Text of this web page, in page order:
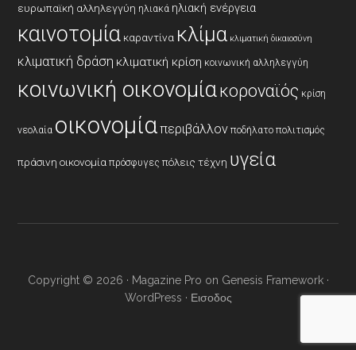
ευρωπαϊκή αλληλεγγύη ηλιακά ηλιακή ενέργεια
καινοτομία καραντίνα κλίμα κλιματική δικαιοσύνη
κλιματική δράση κλιματική κρίση κοινωνική αλληλεγγύη
κοινωνική οικονομίακοροναϊός κρίση
νεολαία οικονομίαπεριβάλλον ποδήλατο πολιτισμός
πράσινη οικονομία πρόσφυγες πόλεις τέχνη υγεία
Copyright © 2026 · Magazine Pro on Genesis Framework·
WordPress · Εισοδος